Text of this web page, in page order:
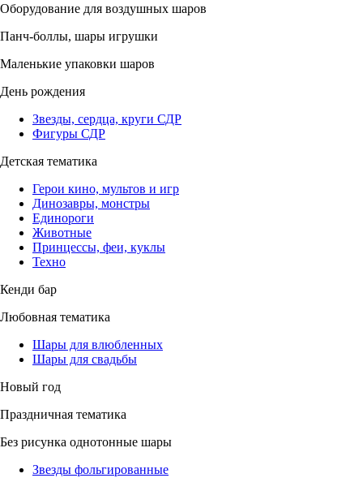
Оборудование для воздушных шаров
Панч-боллы, шары игрушки
Маленькие упаковки шаров
День рождения
Звезды, сердца, круги СДР
Фигуры СДР
Детская тематика
Герои кино, мультов и игр
Динозавры, монстры
Единороги
Животные
Принцессы, феи, куклы
Техно
Кенди бар
Любовная тематика
Шары для влюбленных
Шары для свадьбы
Новый год
Праздничная тематика
Без рисунка однотонные шары
Звезды фольгированные